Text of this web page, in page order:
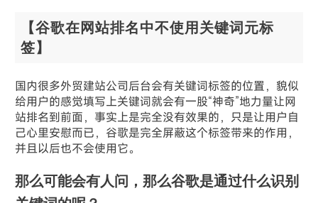
【谷歌在网站排名中不使用关键词元标
签】
国内很多外贸建站公司后台会有关键词标签的位置，貌似
给用户的感觉填写上关键词就会有一股“神奇”地力量让网
站排名到前面，事实上是完全没有效果的，只是让用户自
己心里安慰而已，谷歌是完全屏蔽这个标签带来的作用，
并且以后也不会使用它。
那么可能会有人问，那么谷歌是通过什么识别